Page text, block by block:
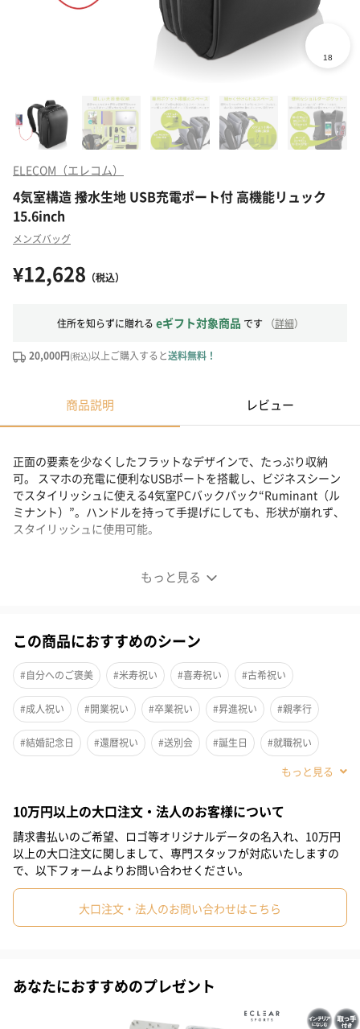
ELECOM（エレコム）
4気室構造 撥水生地 USB充電ポート付 高機能リュック
15.6inch
メンズバッグ
¥12,628 （税込）
住所を知らずに贈れる eギフト対象商品 です （詳細）
20,000円(税込)以上ご購入すると送料無料！
商品説明 レビュー
もっと見る
正面の要素を少なくしたフラットなデザインで、たっぷり収納
可。 スマホの充電に便利なUSBポートを搭載し、ビジネスシーン
でスタイリッシュに使える4気室PCバックパック“Ruminant（ル
ミナント）”。ハンドルを持って手提げにしても、形状が崩れず、
スタイリッシュに使用可能。
スマート収納！4気室構造 USB充電ポート付高機能リュ
正面の要素を少なくしたフラットなデザインで、ビジネスシーン
でスタイリッシュに使える4気室PCバックパック”Ruminant(ルミ
ナント)”です。
フロントをプレーンなラウンド形状にデザインしており、荷物の
多少に関わらず、ハンドルを持って手提げにした場合でも、形状
仕分けしながらたっぷり収納できる4気室タイプ
り、筆記具などもまとめて収納可能です。
この商品におすすめのシーン
#自分へのご褒美 #米寿祝い #喜寿祝い #古希祝い
#成人祝い #開業祝い #卒業祝い #昇進祝い #親孝行
#結婚記念日 #還暦祝い #送別会 #誕生日 #就職祝い
#クリスマス
#サプライズ #パーティー #記念日 #お礼 #お祝い
#父の日 #兄 #男子高校生 #男子中学生
#小学生高学年の男の子 #親戚男性 #取引先男性
#甥 #息子 #彼氏 #弟 #男子大学生
#男友達 #10代 #20代前半 #20代後半
10万円以上の大口注文・法人のお客様について
請求書払いのご希望、ロゴ等オリジナルデータの名入れ、10万円
以上の大口注文に関しまして、専門スタッフが対応いたしますの
で、以下フォームよりお問い合わせください。
大口注文・法人のお問い合わせはこちら
あなたにおすすめのプレゼント